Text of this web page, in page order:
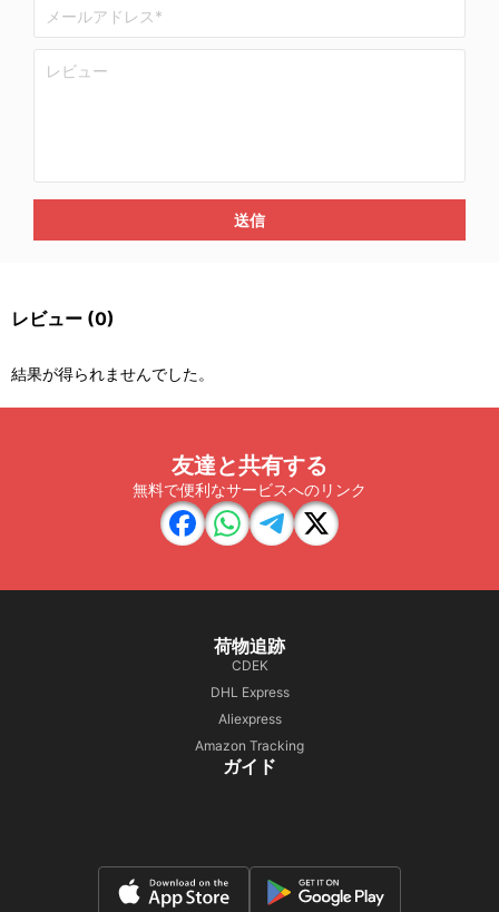
送信
レビュー (0)
結果が得られませんでした。
友達と共有する
無料で便利なサービスへのリンク
荷物追跡
CDEK
DHL Express
Aliexpress
Amazon Tracking
ガイド